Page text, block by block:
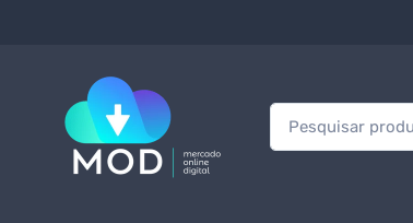
Procurar: